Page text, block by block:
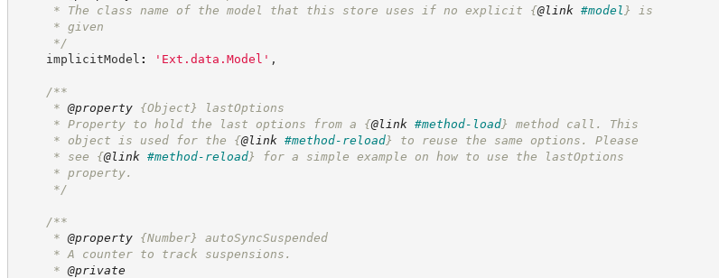
* The class name of the model that this store uses if no explicit {@link #model } is
* given
*/
implicitModel : ' Ext.data.Model ' ,
/**
* @property {Object}
lastOptions
* Property to hold the last options from a {@link #method-load} method call. This
* object is used for the {@link #method-reload} to reuse the same options. Please
* see {@link #method-reload} for a simple example on how to use the lastOptions
* property.
*/
/**
* @property {Number}
autoSyncSuspended
* A counter to track suspensions.
* @private